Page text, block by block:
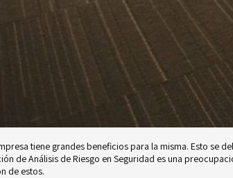
tiene grandes beneficios para la misma. Esto se
de Análisis de Riesgo en Seguridad es una
de estos.